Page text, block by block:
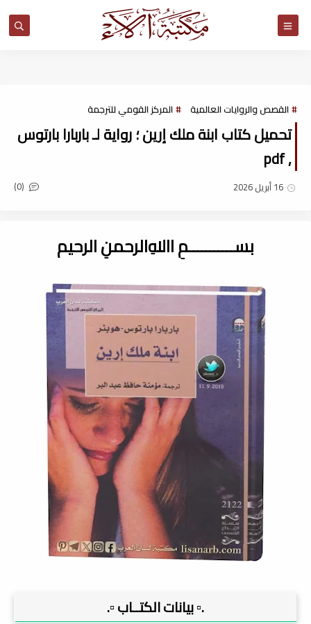
القصص والروايات العالمية المركز القومي للترجمة
تحميل كتاب ابنة ملك إرين ؛ رواية لـ باربارا بارتوس
, pdf
16 أبريل 2026 (0)
بســـــــــــمِ اﷲِالرحمنِ الرحيم
.▫️ بيانات الكتــاب ▫️.